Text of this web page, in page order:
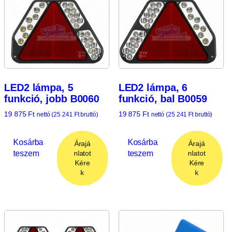
LED2 lámpa, 5
funkció, jobb B0060
19 875 Ft nettó (25 241 Ftbruttó)
Kosárba
teszem
Árajá
nlatot
Kére
k
LED2 lámpa, 6
funkció, bal B0059
19 875 Ft nettó (25 241 Ftbruttó)
Kosárba
teszem
Árajá
nlatot
Kére
k